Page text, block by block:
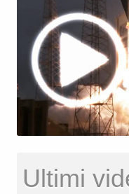
Ultimi